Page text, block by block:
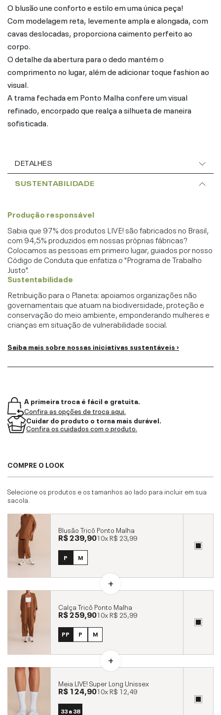
O blusão une conforto e estilo em uma única peça!
Com modelagem reta, levemente ampla e alongada, com
cavas deslocadas, proporciona caimento perfeito ao
corpo.
O detalhe da abertura para o dedo mantém o
comprimento no lugar, além de adicionar toque fashion ao
visual.
A trama fechada em Ponto Malha confere um visual
refinado, encorpado que realça a silhueta de maneira
sofisticada.
DETALHES
SUSTENTABILIDADE
Produção responsável
Sabia que 97% dos produtos LIVE! são fabricados no Brasil,
com 94,5% produzidos em nossas próprias fábricas?
Colocamos as pessoas em primeiro lugar, guiados por nosso
Código de Conduta que enfatiza o "Programa de Trabalho
Justo".
Sustentabilidade
Retribuição para o Planeta: apoiamos organizações não
governamentais que atuam na biodiversidade, proteção e
conservação do meio ambiente, emponderando mulheres e
crianças em situação de vulnerabilidade social.
Saiba mais sobre nossas iniciativas sustentáveis ›
A primeira troca é fácil e gratuita.
Confira as opções de troca aqui.
Cuidar do produto o torna mais durável.
Confira os cuidados com o produto.
COMPRE O LOOK
Selecione os produtos e os tamanhos ao lado para incluir em sua
sacola.
Blusão Tricô Ponto Malha
R$ 239,9010xR$ 23,99
P M
Calça Tricô Ponto Malha
R$ 259,9010xR$ 25,99
PP P M
Meia LIVE! Super Long Unissex
R$ 124,9010xR$ 12,49
33 a 38